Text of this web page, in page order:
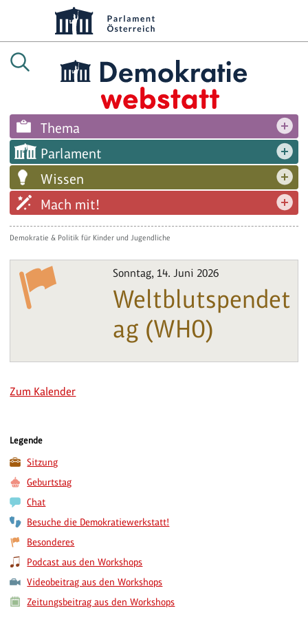
Thema
Parlament
Wissen
Mach mit!
Demokratie & Politik für Kinder und Jugendliche
Sonntag, 14. Juni 2026
Weltblutspendet
ag (WHO)
Zum Kalender
Legende
Sitzung
Geburtstag
Chat
Besuche die Demokratiewerkstatt!
Besonderes
Podcast aus den Workshops
Videobeitrag aus den Workshops
Zeitungsbeitrag aus den Workshops